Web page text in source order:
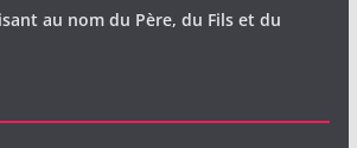
au nom du Père, du Fils et du